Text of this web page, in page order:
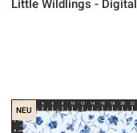
Little Wildlings - Digital
NEU